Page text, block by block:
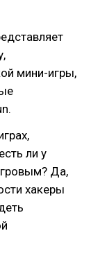
мини-игры,
ли у
Да,
хакеры